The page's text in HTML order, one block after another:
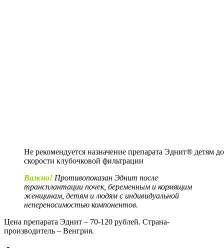
Не рекомендуется назначение препарата Эднит® детям
скорости клубочковой фильтрации
Важно! Противопоказан Эднит после
трансплантации почек, беременным и кормящим
женщинам, детям и людям с индивидуальной
непереносимостью компонентов.
Цена препарата Эднит – 70-120 рублей. Страна-
производитель – Венгрия.